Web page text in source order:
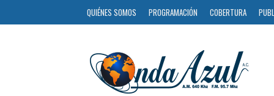
QUIÉNES SOMOS PROGRAMACIÓN COBERTURA